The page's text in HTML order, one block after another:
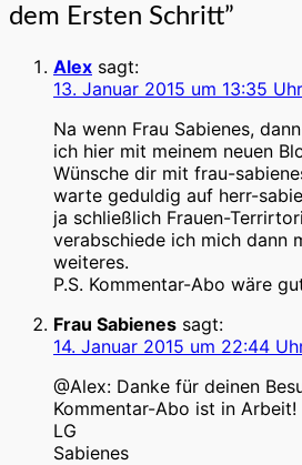
dem Ersten Schritt”
Alex sagt:
13. Januar 2015 um 13:35 Uhr
Na wenn Frau Sabienes,
ich hier mit meinem neuen
Wünsche dir mit frau-
warte geduldig auf herr-
ja schließlich Frauen-
verabschiede ich mich dann
weiteres.
P.S. Kommentar-Abo wäre
Frau Sabienes sagt:
14. Januar 2015 um 22:44
@Alex: Danke für deinen
Kommentar-Abo ist in Arbeit!
LG
Sabienes